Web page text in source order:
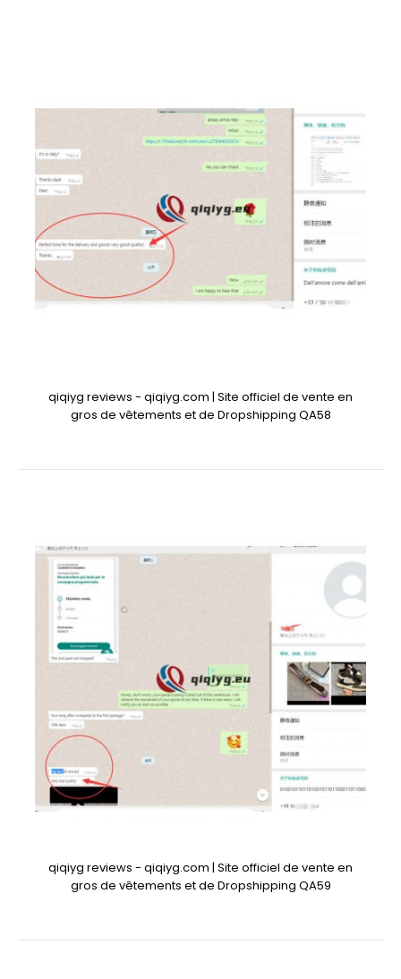
qiqiyg reviews - qiqiyg.com | Site officiel de vente en
gros de vêtements et de Dropshipping QA58
qiqiyg reviews - qiqiyg.com | Site officiel de vente en
gros de vêtements et de Dropshipping QA59